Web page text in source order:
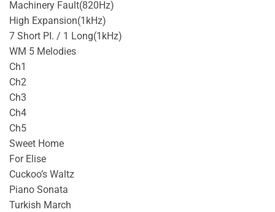
Machinery Fault(820Hz)
High Expansion(1kHz)
7 Short PI. / 1 Long(1kHz)
WM 5 Melodies
Ch1
Ch2
Ch3
Ch4
Ch5
Sweet Home
For Elise
Cuckoo’s Waltz
Piano Sonata
Turkish March